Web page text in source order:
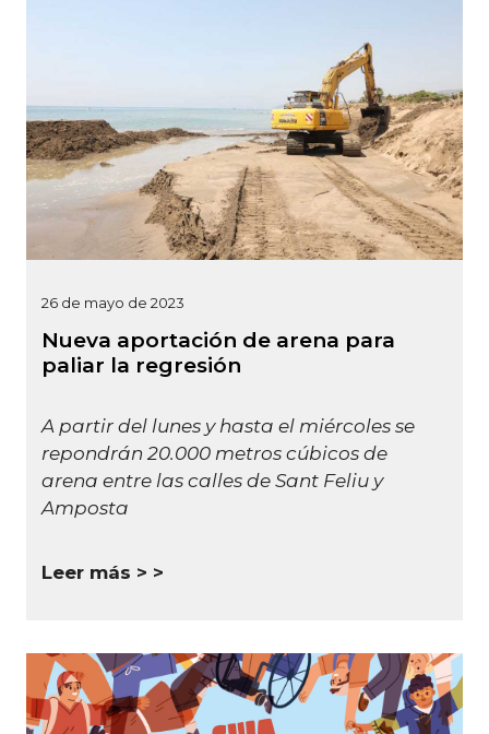
26 de mayo de 2023
Nueva aportación de arena para
paliar la regresión
A partir del lunes y hasta el miércoles se
repondrán 20.000 metros cúbicos de
arena entre las calles de Sant Feliu y
Amposta
Leer más >